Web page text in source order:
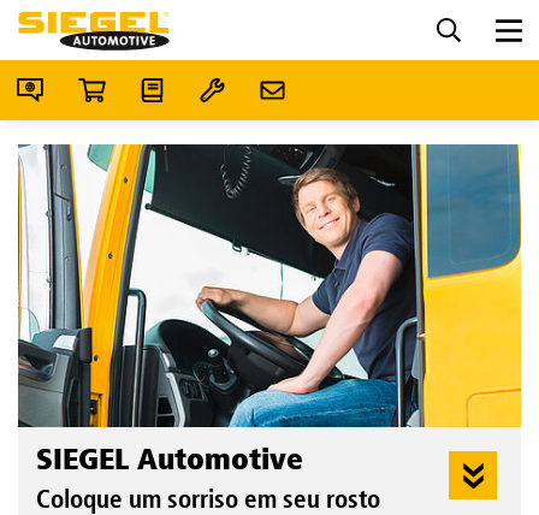
SIEGEL Automotive
Coloque um sorriso em seu rosto